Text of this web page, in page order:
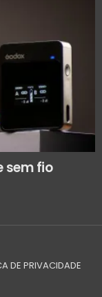
sem fio
DE PRIVACIDADE